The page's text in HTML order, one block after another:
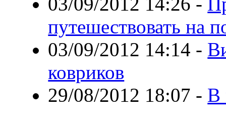
путешествовать на
03/09/2012 14:14 -
ковриков
29/08/2012 18:07 - В